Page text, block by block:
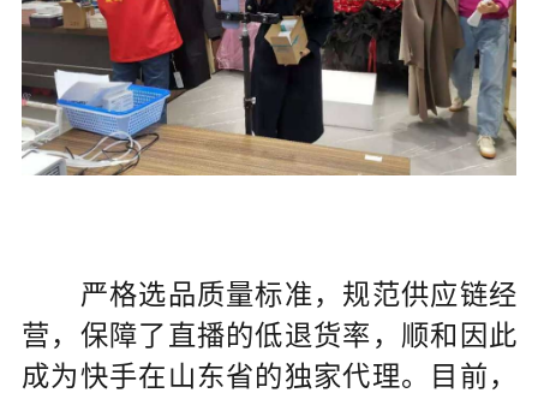
严格选品质量标准，规范供应链经
营，保障了直播的低退货率，顺和因此
成为快手在山东省的独家代理。目前，